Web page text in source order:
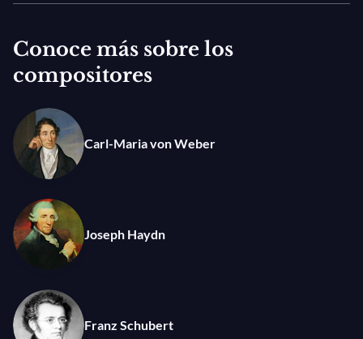
3 en re de Schubert, escrita cuando el compositor
sopranoLucy Crowe sube al escenario para
interpretar magníficas arias de dos de las óperas de
Emelyanychev ofrece con la orquesta una joya
sinfónica de Joseph Haydn creada en 1761, cuando el
compositor entró al servicio de la poderosa y
años que pasó con ellos, Haydn escribió más de 100
sinfonías (¡ganándose merecidamente el
sobrenombre de «Padre de la Sinfonía»!), una de las
la Sinfonía n.° 90 en do, que muestra el chispeante
ingenio de Haydn con un particular final falso.
Conoce más sobre los
compositores
Carl-Maria von Weber
Joseph Haydn
Franz Schubert